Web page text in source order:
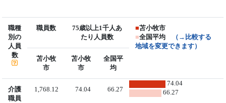
職種
別の
人員
数
職員数
75歳以上1千人あ
たり人員数
■苫小牧市
■全国平均
（→比較する
地域を変更できます）
苫小牧
市
苫小牧
市
全国平
均
介護
職員
1,768.12 74.04 66.27
74.04
66.27